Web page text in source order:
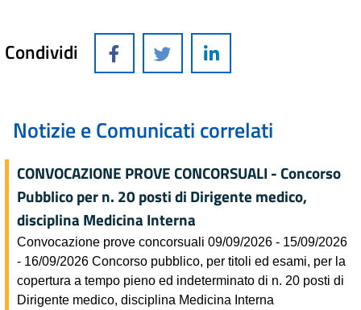
Condividi
Notizie e Comunicati correlati
CONVOCAZIONE PROVE CONCORSUALI - Concorso
Pubblico per n. 20 posti di Dirigente medico,
disciplina Medicina Interna
Convocazione prove concorsuali 09/09/2026 - 15/09/2026
- 16/09/2026 Concorso pubblico, per titoli ed esami, per la
copertura a tempo pieno ed indeterminato di n. 20 posti di
Dirigente medico, disciplina Medicina Interna